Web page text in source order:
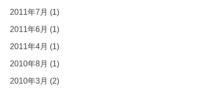
2011年7月 (1)
2011年6月 (1)
2011年4月 (1)
2010年8月 (1)
2010年3月 (2)